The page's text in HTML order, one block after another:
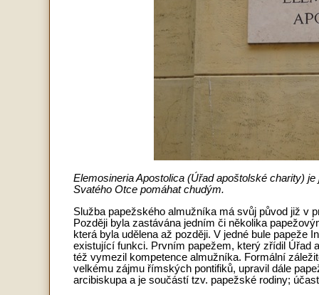
Elemosineria Apostolica (Úřad apoštolské charity)
Svatého Otce pomáhat chudým.
Služba papežského almužníka má svůj původ již v
Později byla zastávána jedním či několika
která byla udělena až později. V jedné bule papeže
existující funkci. Prvním papežem, který zřídil Úřad
též vymezil kompetence almužníka. Formální
velkému zájmu římských pontifiků, upravil dále
arcibiskupa a je součástí tzv. papežské rodiny;